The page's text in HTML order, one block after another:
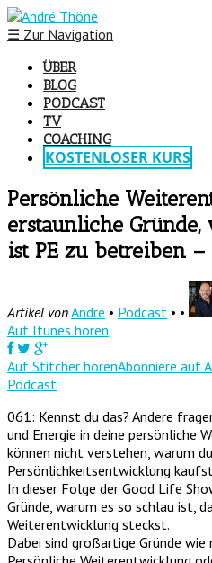
☰ Zur Navigation
ÜBER
BLOG
PODCAST
TV
COACHING
KOSTENLOSER KURS
Persönliche
erstaunliche
ist PE zu betreiben –
Artikel vonAndre • Podcast • •
Auf Itunes hören
Auf Stitcher hörenAbonniere auf
Podcast
061: Kennst du das? Andere
und Energie in deine persönliche
können nicht verstehen, warum
Persönlichkeitsentwicklung
In dieser Folge der Good Life
Gründe, warum es so schlau ist,
Weiterentwicklung steckst.
Dabei sind großartige Gründe wie